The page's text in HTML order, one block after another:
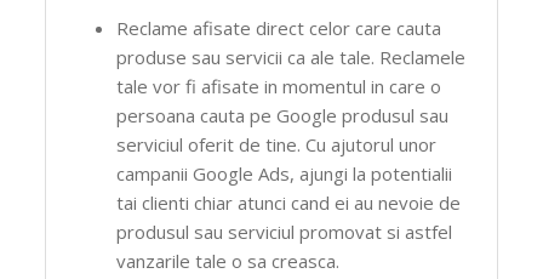
Reclame afisate direct celor care cauta
produse sau servicii ca ale tale. Reclamele
tale vor fi afisate in momentul in care o
persoana cauta pe Google produsul sau
serviciul oferit de tine. Cu ajutorul unor
campanii Google Ads, ajungi la potentialii
tai clienti chiar atunci cand ei au nevoie de
produsul sau serviciul promovat si astfel
vanzarile tale o sa creasca.